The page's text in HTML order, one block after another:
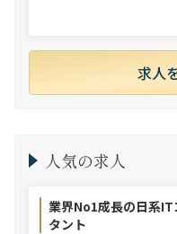
求人
人気の求人
業界No1成長の日系
タント